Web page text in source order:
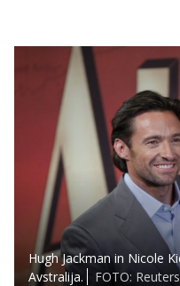
Hugh Jackman in Nicole
Avstralija.
FOTO: Reuters